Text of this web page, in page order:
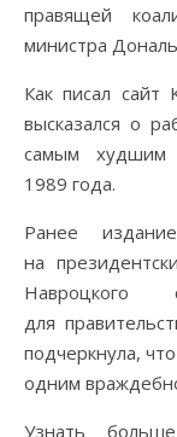
правящей
министра
Как писал сайт
высказался о
самым худшим
1989 года.
Ранее
на
Навроцкого
для
подчеркнула,
одним
Узнать